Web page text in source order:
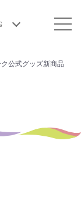
公式グッズ新商品